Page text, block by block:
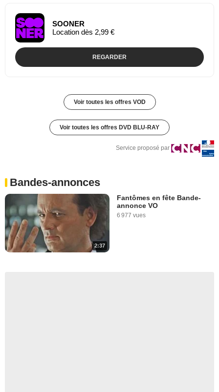
SOONER
Location dès 2,99 €
REGARDER
Voir toutes les offres VOD
Voir toutes les offres DVD BLU-RAY
Service proposé par
Bandes-annonces
2:37
Fantômes en fête Bande-
annonce VO
6 977 vues